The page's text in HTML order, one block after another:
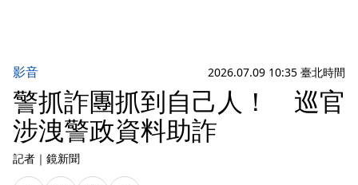
影音 2026.07.09 10:35 臺北時間
警抓詐團抓到自己人！ 巡官
涉洩警政資料助詐
記者 ｜ 鏡新聞